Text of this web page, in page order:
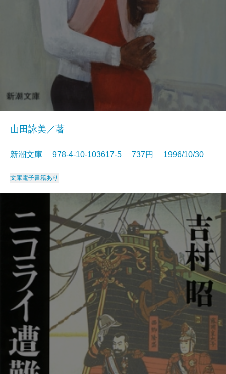
山田詠美／著
新潮文庫 978-4-10-103617-5 737円 1996/10/30
文庫電子書籍あり